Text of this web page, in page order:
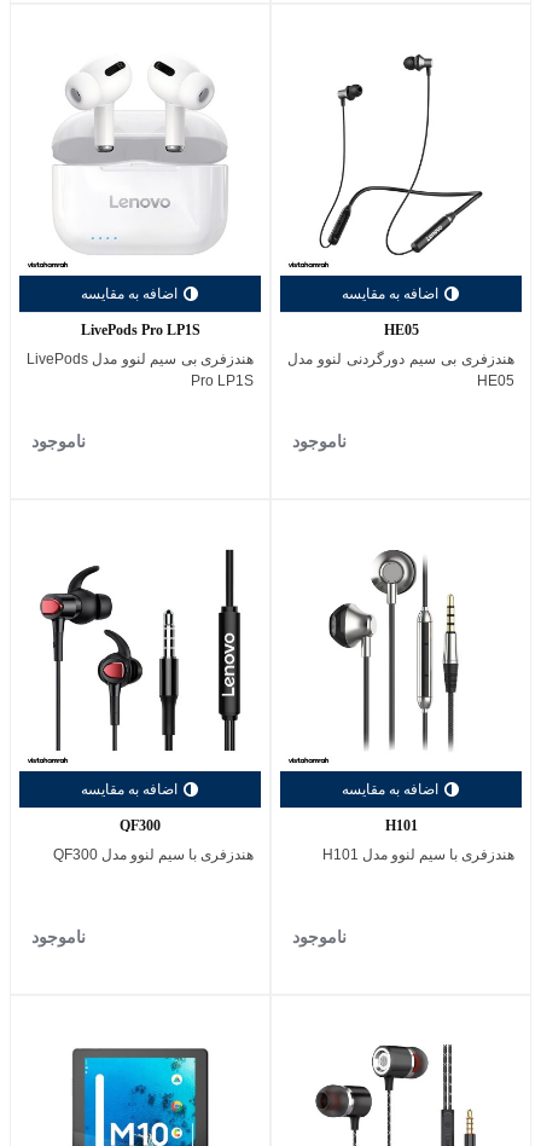
اضافه به مقایسه
HE05
هندزفری بی‌ سیم دورگردنی لنوو مدل
HE05
ناموجود
اضافه به مقایسه
LivePods Pro LP1S
هندزفری بی‌ سیم لنوو مدل LivePods
Pro LP1S
ناموجود
اضافه به مقایسه
H101
هندزفری با‌ سیم لنوو مدل H101
ناموجود
اضافه به مقایسه
QF300
هندزفری با‌ سیم لنوو مدل QF300
ناموجود